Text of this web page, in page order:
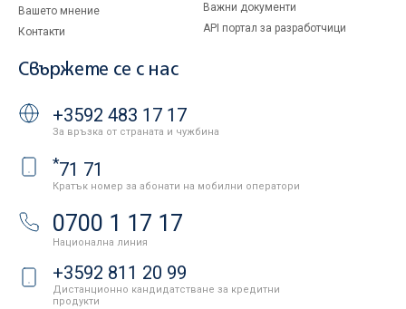
Вашето мнение
Контакти
Важни документи
API портал за разработчици
Свържете се с нас
+3592 483 17 17
За връзка от страната и чужбина
*71 71
Кратък номер за абонати на мобилни оператори
0700 1 17 17
Национална линия
+3592 811 20 99
Дистанционно кандидатстване за кредитни
продукти